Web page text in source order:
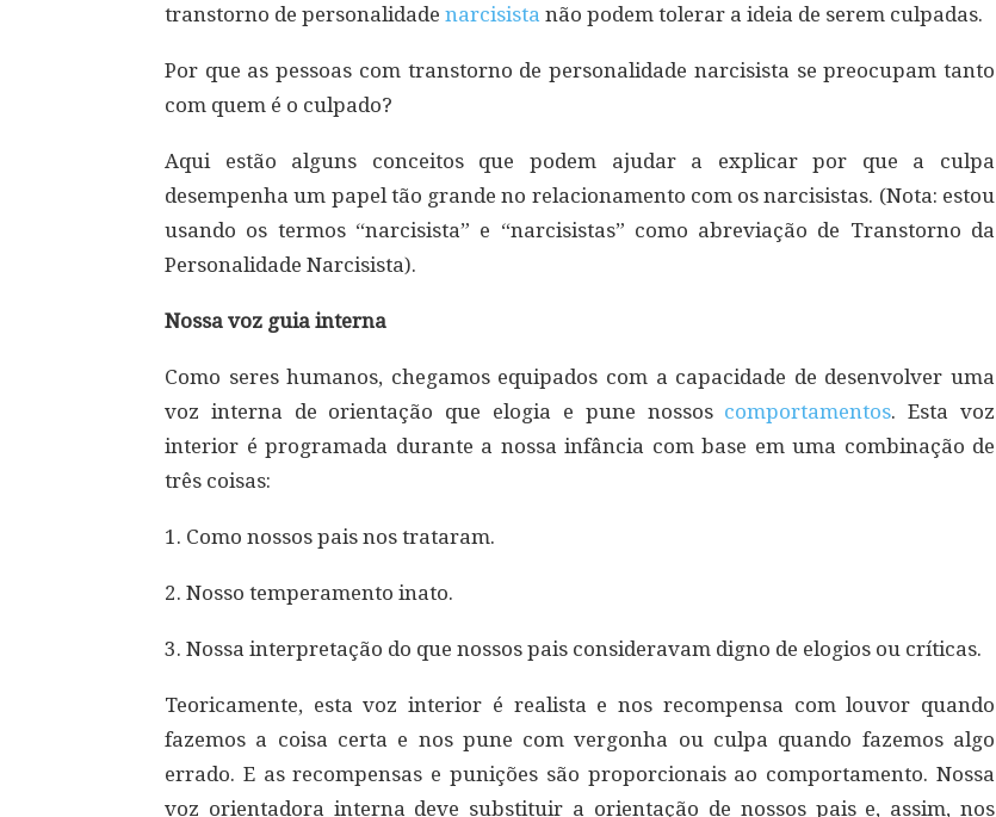
transtorno de personalidade narcisista não podem tolerar a ideia de serem culpadas.
Por que as pessoas com transtorno de personalidade narcisista se preocupam tanto
com quem é o culpado?
Aqui estão alguns conceitos que podem ajudar a explicar por que a culpa
desempenha um papel tão grande no relacionamento com os narcisistas. (Nota: estou
usando os termos “narcisista” e “narcisistas” como abreviação de Transtorno da
Personalidade Narcisista).
Nossa voz guia interna
Como seres humanos, chegamos equipados com a capacidade de desenvolver uma
voz interna de orientação que elogia e pune nossos comportamentos. Esta voz
interior é programada durante a nossa infância com base em uma combinação de
três coisas:
1. Como nossos pais nos trataram.
2. Nosso temperamento inato.
3. Nossa interpretação do que nossos pais consideravam digno de elogios ou críticas.
Teoricamente, esta voz interior é realista e nos recompensa com louvor quando
fazemos a coisa certa e nos pune com vergonha ou culpa quando fazemos algo
errado. E as recompensas e punições são proporcionais ao comportamento. Nossa
voz orientadora interna deve substituir a orientação de nossos pais e, assim, nos